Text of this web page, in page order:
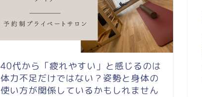
40代から「疲れやすい」と感じるのは
体力不足だけではない？姿勢と身体の
使い方が関係しているかもしれません